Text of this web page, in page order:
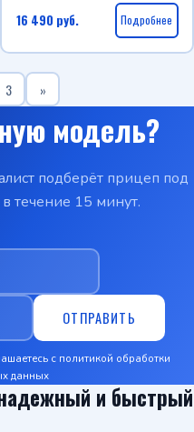
16 490 руб. Подробнее
3 »
модель?
подберёт прицеп под
течение 15 минут.
ОТПРАВИТЬ
с политикой обработки
данных
и быстрый